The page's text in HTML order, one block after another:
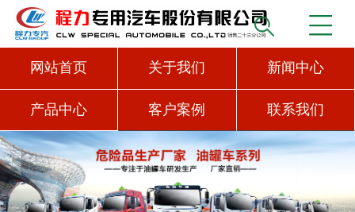
网站首页 关于我们 新闻中心
产品中心 客户案例 联系我们